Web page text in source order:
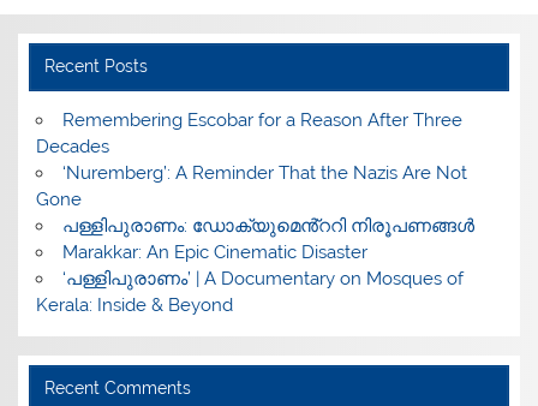
Recent Posts
​Remembering Escobar for a Reason After Three
Decades
‘Nuremberg’: A Reminder That the Nazis Are Not
Gone
പള്ളിപുരാണം: ഡോക്യുമെൻ്ററി നിരൂപണങ്ങൾ
Marakkar: An Epic Cinematic Disaster
‘പള്ളിപുരാണം’ | A Documentary on Mosques of
Kerala: Inside & Beyond
Recent Comments